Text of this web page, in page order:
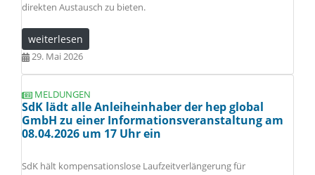
direkten Austausch zu bieten.
weiterlesen
29. Mai 2026
MELDUNGEN
SdK lädt alle Anleiheinhaber der hep global
GmbH zu einer Informationsveranstaltung am
08.04.2026 um 17 Uhr ein
SdK hält kompensationslose Laufzeitverlängerung für